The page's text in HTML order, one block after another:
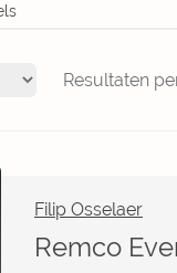
Resultaten
Filip Osselaer
Remco